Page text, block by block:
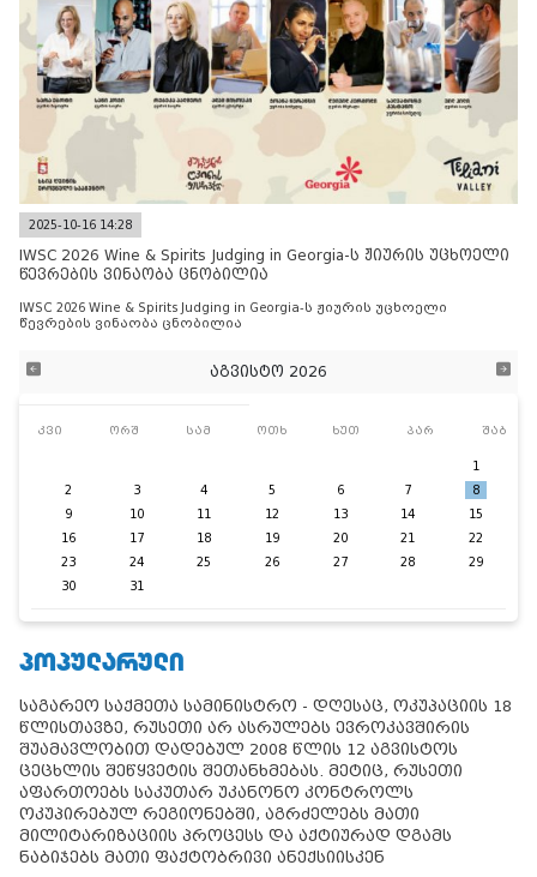
2025-10-16 14:28
IWSC 2026 Wine & Spirits Judging in Georgia-ს ჟიურის უცხოელი
წევრების ვინაობა ცნობილია
IWSC 2026 Wine & Spirits Judging in Georgia-ს ჟიურის უცხოელი
წევრების ვინაობა ცნობილია
აგვისტო 2026
კვი ორშ სამ ოთხ ხუთ პარ შაბ
1
2
3 4 5 6 7
8
9
10 11 12 13 14
15
16
17 18 19 20 21
22
23
24 25 26 27 28
29
30
31
ᲞᲝᲞᲣᲚᲐᲠᲣᲚᲘ
საგარეო საქმეთა სამინისტრო - დღესაც, ოკუპაციის 18
წლისთავზე, რუსეთი არ ასრულებს ევროკავშირის
შუამავლობით დადებულ 2008 წლის 12 აგვისტოს
ცეცხლის შეწყვეტის შეთანხმებას. მეტიც, რუსეთი
აფართოებს საკუთარ უკანონო კონტროლს
ოკუპირებულ რეგიონებში, აგრძელებს მათი
მილიტარიზაციის პროცესს და აქტიურად დგამს
ნაბიჯებს მათი ფაქტობრივი ანექსიისკენ